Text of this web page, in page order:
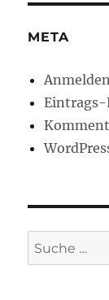
META
Eintrags-
Suche
nach: